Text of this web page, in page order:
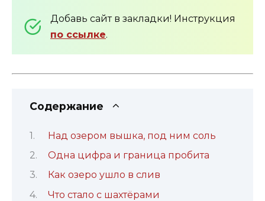
Добавь сайт в закладки! Инструкция
по ссылке.
Содержание
Над озером вышка, под ним соль
Одна цифра и граница пробита
Как озеро ушло в слив
Что стало с шахтёрами